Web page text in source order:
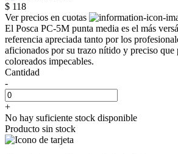
$ 118
Ver precios en cuotas
El Posca PC-5M punta media es el más
referencia apreciada tanto por los
aficionados por su trazo nítido y preciso que
coloreados impecables.
Cantidad
-
+
No hay suficiente stock disponible
Producto sin stock